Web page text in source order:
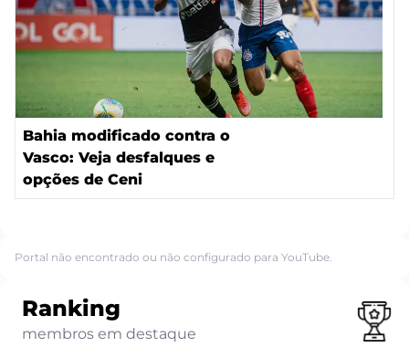
Bahia modificado contra o
Vasco: Veja desfalques e
opções de Ceni
Portal não encontrado ou não configurado para YouTube.
Ranking
membros em destaque